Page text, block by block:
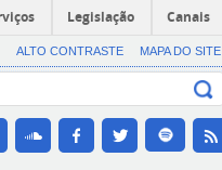
Legislação Canais
ALTO CONTRASTE MAPA DO SITE